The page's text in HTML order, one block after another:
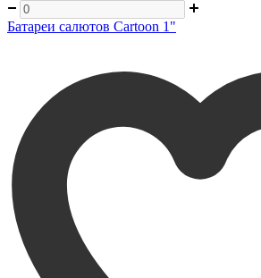
Батареи салютов Cartoon 1"